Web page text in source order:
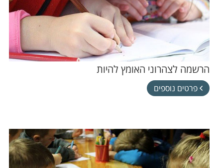
הרשמה לצהרוני האומץ להיות
פרטים נוספים